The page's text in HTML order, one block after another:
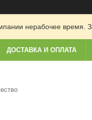
нерабочее время.
ДОСТАВКА И ОПЛАТА